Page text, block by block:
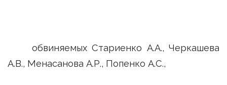
обвиняемых Стариенко А.А., Черкашева
А.В., Менасанова А.Р., Попенко А.С.,